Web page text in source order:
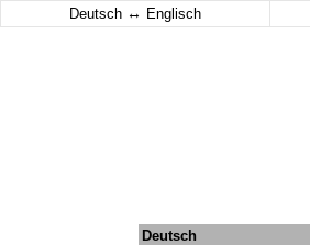
Deutsch ↔ Englisch
Deutsch